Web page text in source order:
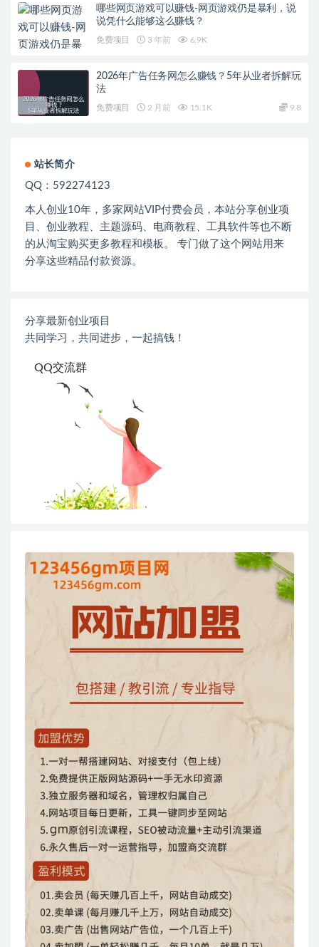
哪些网页游戏可以赚钱-网页游戏仍是暴利，说
说凭什么能够这么赚钱？
免费项目 3 年前 6.9K
2026年广告任务网怎么赚钱？5年从业者拆解玩
法
免费项目 2 月前 15.1K 9.8
站长简介
QQ：592274123
本人创业10年，多家网站VIP付费会员，本站分享创业项
目、创业教程、主题源码、电商教程、工具软件等也不断
的从淘宝购买更多教程和模板。 专门做了这个网站用来
分享这些精品付款资源。
分享最新创业项目
共同学习，共同进步，一起搞钱！
QQ交流群